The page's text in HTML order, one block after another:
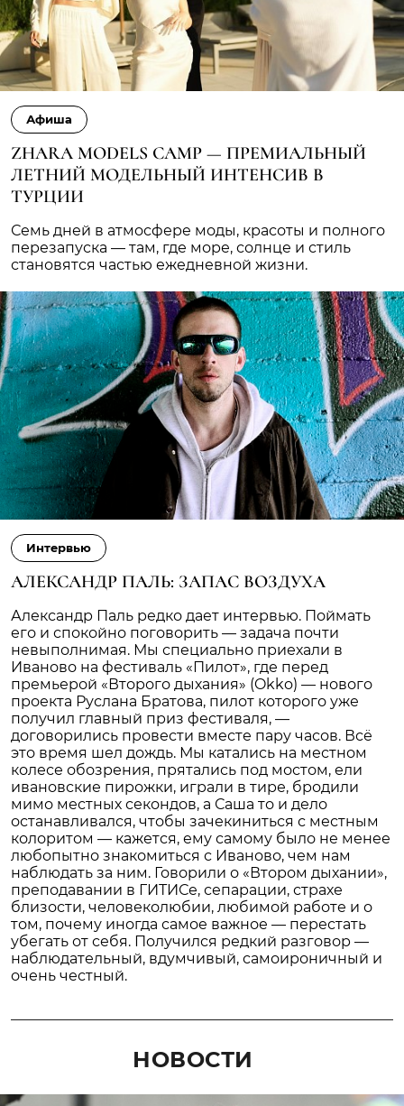
Афиша
ZHARA MODELS CAMP — ПРЕМИАЛЬНЫЙ
ЛЕТНИЙ МОДЕЛЬНЫЙ ИНТЕНСИВ В
ТУРЦИИ
Семь дней в атмосфере моды, красоты и полного
перезапуска — там, где море, солнце и стиль
становятся частью ежедневной жизни.
Интервью
АЛЕКСАНДР ПАЛЬ: ЗАПАС ВОЗДУХА
Александр Паль редко дает интервью. Поймать
его и спокойно поговорить — задача почти
невыполнимая. Мы специально приехали в
Иваново на фестиваль «Пилот», где перед
премьерой «Второго дыхания» (Okko) — нового
проекта Руслана Братова, пилот которого уже
получил главный приз фестиваля, —
договорились провести вместе пару часов. Всё
это время шел дождь. Мы катались на местном
колесе обозрения, прятались под мостом, ели
ивановские пирожки, играли в тире, бродили
мимо местных секондов, а Саша то и дело
останавливался, чтобы зачекиниться с местным
колоритом — кажется, ему самому было не менее
любопытно знакомиться с Иваново, чем нам
наблюдать за ним. Говорили о «Втором дыхании»,
преподавании в ГИТИСе, сепарации, страхе
близости, человеколюбии, любимой работе и о
том, почему иногда самое важное — перестать
убегать от себя. Получился редкий разговор —
наблюдательный, вдумчивый, самоироничный и
очень честный.
НОВОСТИ